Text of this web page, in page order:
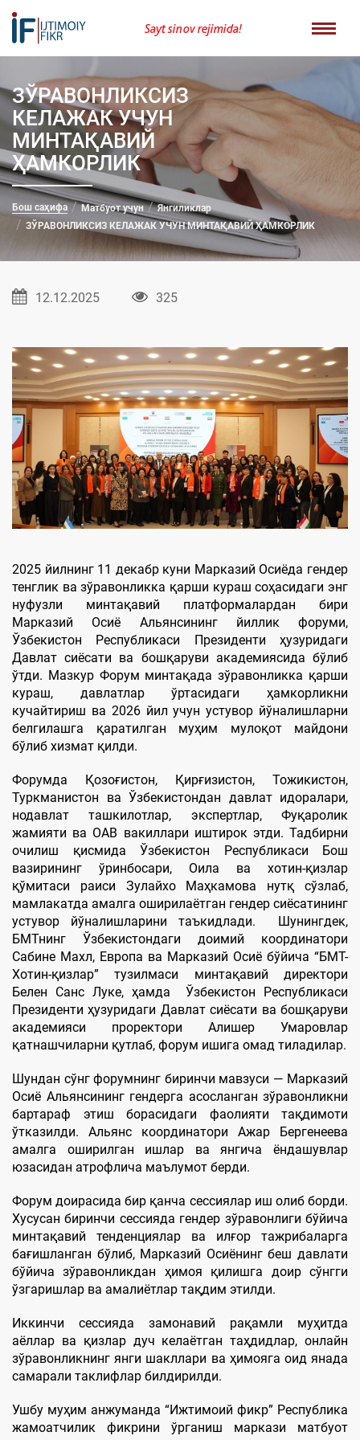
Sayt sinov rejimida!
ЗЎРАВОНЛИКСИЗ
КЕЛАЖАК УЧУН
МИНТАҚАВИЙ
ҲАМКОРЛИК
Бош саҳифа Матбуот учун
Янгиликлар
ЗЎРАВОНЛИКСИЗ КЕЛАЖАК УЧУН МИНТАҚАВИЙ ҲАМКОРЛИК
12.12.2025 325
2025 йилнинг 11 декабр куни Марказий Осиёда гендер
тенглик ва зўравонликка қарши кураш соҳасидаги энг
нуфузли минтақавий платформалардан бири
Марказий Осиё Альянсининг йиллик форуми,
Ўзбекистон Республикаси Президенти ҳузуридаги
Давлат сиёсати ва бошқаруви академиясида бўлиб
ўтди. Мазкур Форум минтақада зўравонликка қарши
кураш, давлатлар ўртасидаги ҳамкорликни
кучайтириш ва 2026 йил учун устувор йўналишларни
белгилашга қаратилган муҳим мулоқот майдони
бўлиб хизмат қилди.
Форумда Қозоғистон, Қирғизистон, Тожикистон,
Туркманистон ва Ўзбекистондан давлат идоралари,
нодавлат ташкилотлар, экспертлар, Фуқаролик
жамияти ва ОАВ вакиллари иштирок этди. Тадбирни
очилиш қисмида Ўзбекистон Республикаси Бош
вазирининг ўринбосари, Оила ва хотин-қизлар
қўмитаси раиси Зулайхо Маҳкамова нутқ сўзлаб,
мамлакатда амалга оширилаётган гендер сиёсатининг
устувор йўналишларини таъкидлади. Шунингдек,
БМТнинг Ўзбекистондаги доимий координатори
Сабине Махл, Европа ва Марказий Осиё бўйича “БМТ-
Хотин-қизлар” тузилмаси минтақавий директори
Белен Санс Луке, ҳамда Ўзбекистон Республикаси
Президенти ҳузуридаги Давлат сиёсати ва бошқаруви
академияси проректори Алишер Умаровлар
қатнашчиларни қутлаб, форум ишига омад тиладилар.
Шундан сўнг форумнинг биринчи мавзуси — Марказий
Осиё Альянсининг гендерга асосланган зўравонликни
бартараф этиш борасидаги фаолияти тақдимоти
ўтказилди. Альянс координатори Ажар Бергенеева
амалга оширилган ишлар ва янгича ёндашувлар
юзасидан атрофлича маълумот берди.
Форум доирасида бир қанча сессиялар иш олиб борди.
Хусусан биринчи сессияда гендер зўравонлиги бўйича
минтақавий тенденциялар ва илғор тажрибаларга
бағишланган бўлиб, Марказий Осиёнинг беш давлати
бўйича зўравонликдан ҳимоя қилишга доир сўнгги
ўзгаришлар ва амалиётлар тақдим этилди.
Иккинчи сессияда замонавий рақамли муҳитда
аёллар ва қизлар дуч келаётган таҳдидлар, онлайн
зўравонликнинг янги шакллари ва ҳимояга оид янада
самарали таклифлар билдирилди.
Ушбу муҳим анжуманда “Ижтимоий фикр” Республика
жамоатчилик фикрини ўрганиш маркази матбуот